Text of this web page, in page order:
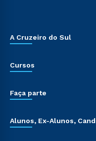
A Cruzeiro do Sul
Cursos
Faça parte
Alunos, Ex-Alunos,